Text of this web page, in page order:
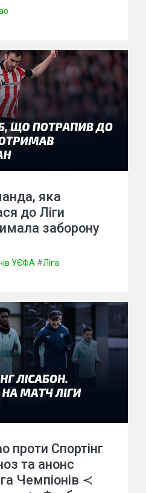
яка
до Ліги
заборону
УЄФА #Ліга
проти Спортінг
та анонс
Чемпіонів ≺